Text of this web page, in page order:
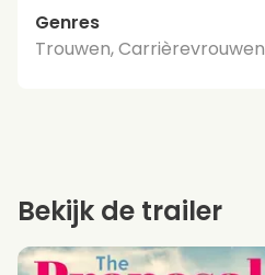
Genres
Trouwen, Carrièrevrouwen
Bekijk de trailer